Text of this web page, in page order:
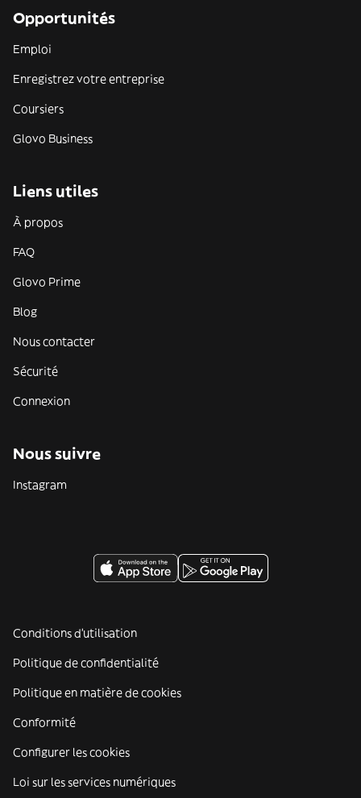
Opportunités
Emploi
Enregistrez votre entreprise
Coursiers
Glovo Business
Liens utiles
À propos
FAQ
Glovo Prime
Blog
Nous contacter
Sécurité
Connexion
Nous suivre
Instagram
Conditions d'utilisation
Politique de confidentialité
Politique en matière de cookies
Conformité
Configurer les cookies
Loi sur les services numériques